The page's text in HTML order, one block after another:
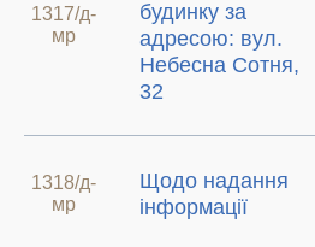
1317/д-
мр
будинку за
адресою: вул.
Небесна Сотня,
32
1318/д-
мр
Щодо надання
інформації